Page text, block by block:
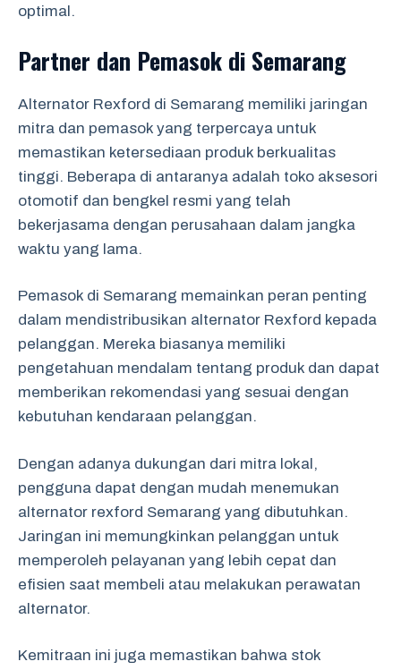
optimal.
Partner dan Pemasok di Semarang
Alternator Rexford di Semarang memiliki jaringan
mitra dan pemasok yang terpercaya untuk
memastikan ketersediaan produk berkualitas
tinggi. Beberapa di antaranya adalah toko aksesori
otomotif dan bengkel resmi yang telah
bekerjasama dengan perusahaan dalam jangka
waktu yang lama.
Pemasok di Semarang memainkan peran penting
dalam mendistribusikan alternator Rexford kepada
pelanggan. Mereka biasanya memiliki
pengetahuan mendalam tentang produk dan dapat
memberikan rekomendasi yang sesuai dengan
kebutuhan kendaraan pelanggan.
Dengan adanya dukungan dari mitra lokal,
pengguna dapat dengan mudah menemukan
alternator rexford Semarang yang dibutuhkan.
Jaringan ini memungkinkan pelanggan untuk
memperoleh pelayanan yang lebih cepat dan
efisien saat membeli atau melakukan perawatan
alternator.
Kemitraan ini juga memastikan bahwa stok